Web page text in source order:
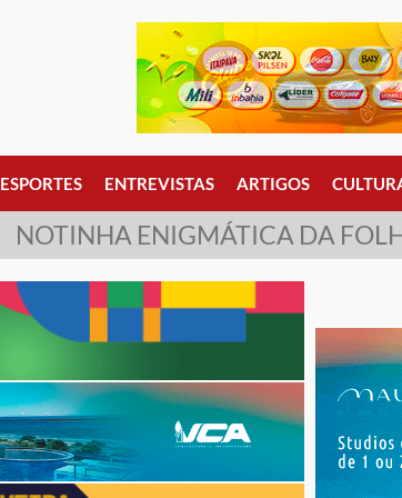
ESPORTES ENTREVISTAS ARTIGOS
NOTINHA ENIGMÁTICA DA